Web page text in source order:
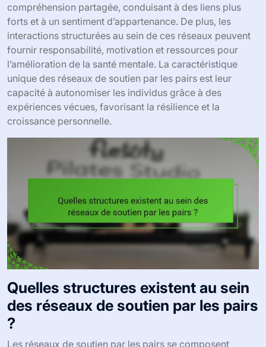
compréhension partagée, conduisant à des liens plus
forts et à un sentiment d’appartenance. De plus, les
interactions structurées au sein de ces réseaux peuvent
fournir responsabilité, motivation et ressources pour
l’amélioration de la santé mentale. La caractéristique
unique des réseaux de soutien par les pairs est leur
capacité à autonomiser les individus grâce à des
expériences vécues, favorisant la résilience et la
croissance personnelle.
Quelles structures existent au sein
des réseaux de soutien par les pairs
?
Les réseaux de soutien par les pairs se composent